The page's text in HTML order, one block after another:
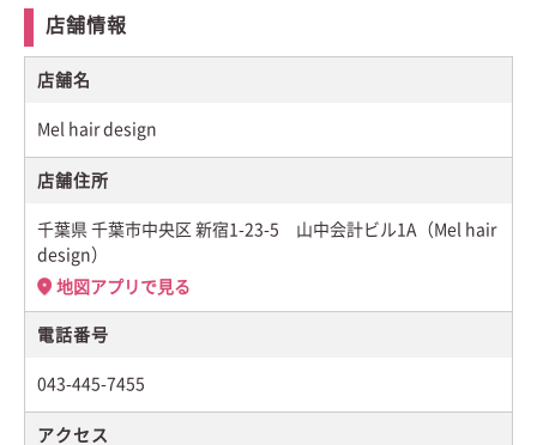
店舗情報
店舗名
Mel hair design
店舗住所
千葉県 千葉市中央区 新宿1-23-5 山中会計ビル1A（Mel hair
design）
地図アプリで見る
電話番号
043-445-7455
アクセス